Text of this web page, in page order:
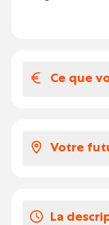
Ce que
15,4490€/
Votre
La